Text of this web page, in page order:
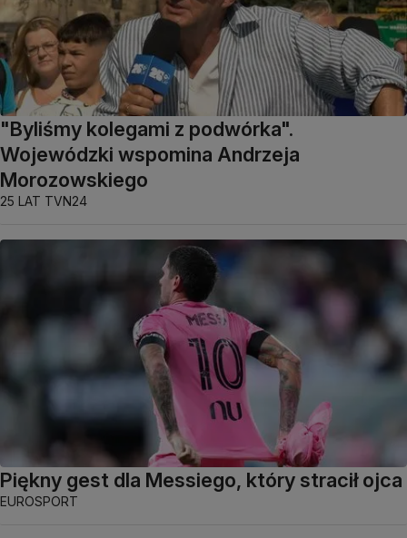
"Byliśmy kolegami z podwórka".
Wojewódzki wspomina Andrzeja
Morozowskiego
25 LAT TVN24
Piękny gest dla Messiego, który stracił ojca
EUROSPORT